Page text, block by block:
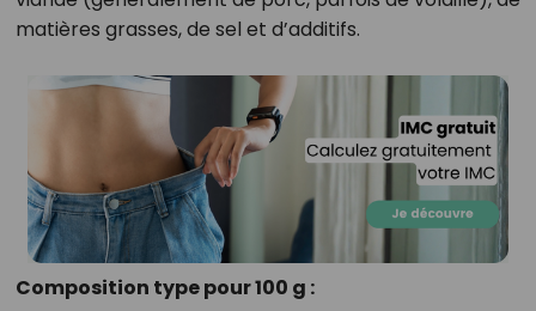
matières grasses, de sel et d’additifs.
Composition type pour 100 g :